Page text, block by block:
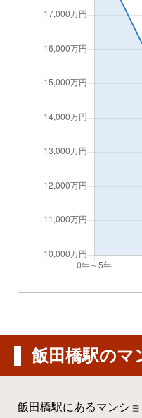
飯田橋駅のマ
飯田橋駅にあるマンシ